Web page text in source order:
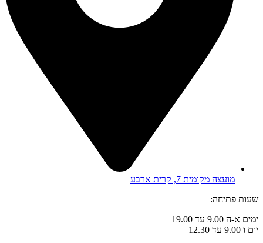
מועצה מקומית 7, קרית ארבע
שעות פתיחה:
ימים א-ה 9.00 עד 19.00
יום ו 9.00 עד 12.30